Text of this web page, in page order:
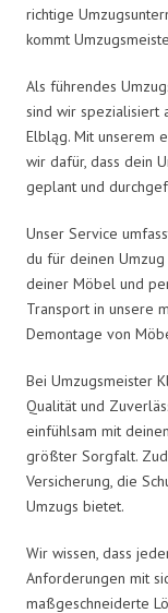
richtige
kommt
Als führendes
sind wir spezialisiert
Elbląg. Mit unserem
wir dafür, dass dein
geplant und
Unser Service
du für deinen
deiner Möbel und
Transport in unsere
Demontage von
Bei Umzugsmeister
Qualität und
einfühlsam mit
größter Sorgfalt.
Versicherung, die
Umzugs bietet.
Wir wissen, dass
Anforderungen mit
maßgeschneiderte